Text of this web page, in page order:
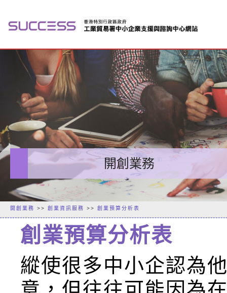
開創業務
開創業務 >> 創業資訊服務 >> 創業預算分析表
創業預算分析表
縱使很多中小企認為